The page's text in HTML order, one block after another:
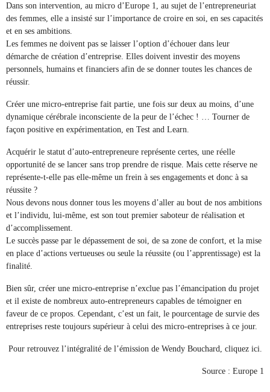
Dans son intervention, au micro d’Europe 1, au sujet de l’entrepreneuriat
des femmes, elle a insisté sur l’importance de croire en soi, en ses capacités
et en ses ambitions.
Les femmes ne doivent pas se laisser l’option d’échouer dans leur
démarche de création d’entreprise. Elles doivent investir des moyens
personnels, humains et financiers afin de se donner toutes les chances de
réussir.
Créer une micro-entreprise fait partie, une fois sur deux au moins, d’une
dynamique cérébrale inconsciente de la peur de l’échec ! … Tourner de
façon positive en expérimentation, en Test and Learn.
Acquérir le statut d’auto-entrepreneure représente certes, une réelle
opportunité de se lancer sans trop prendre de risque. Mais cette réserve ne
représente-t-elle pas elle-même un frein à ses engagements et donc à sa
réussite ?
Nous devons nous donner tous les moyens d’aller au bout de nos ambitions
et l’individu, lui-même, est son tout premier saboteur de réalisation et
d’accomplissement.
Le succès passe par le dépassement de soi, de sa zone de confort, et la mise
en place d’actions vertueuses ou seule la réussite (ou l’apprentissage) est la
finalité.
Bien sûr, créer une micro-entreprise n’exclue pas l’émancipation du projet
et il existe de nombreux auto-entrepreneurs capables de témoigner en
faveur de ce propos. Cependant, c’est un fait, le pourcentage de survie des
entreprises reste toujours supérieur à celui des micro-entreprises à ce jour.
Pour retrouvez l’intégralité de l’émission de Wendy Bouchard, cliquez ici
Source : Europe 1